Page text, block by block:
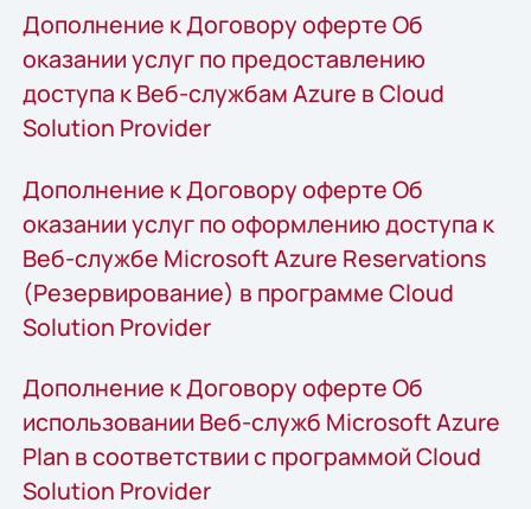
Дополнение к Договору оферте Об
оказании услуг по предоставлению
доступа к Веб-службам Azure в Cloud
Solution Provider
Дополнение к Договору оферте Об
оказании услуг по оформлению доступа к
Веб-службе Microsoft Azure Reservations
(Резервирование) в программе Cloud
Solution Provider
Дополнение к Договору оферте Об
использовании Веб-служб Microsoft Azure
Plan в соответствии с программой Cloud
Solution Provider